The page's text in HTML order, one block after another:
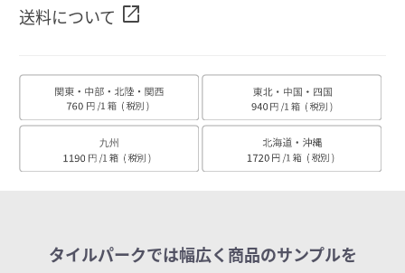
送料について open_in_new
タイルパークでは幅広く商品のサンプルを